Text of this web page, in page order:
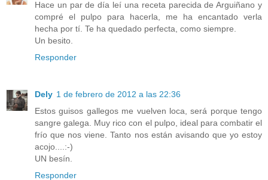
Hace un par de día leí una receta parecida de Arguiñano y
compré el pulpo para hacerla, me ha encantado verla
hecha por tí. Te ha quedado perfecta, como siempre.
Un besito.
Responder
Dely 1 de febrero de 2012 a las 22:36
Estos guisos gallegos me vuelven loca, será porque tengo
sangre galega. Muy rico con el pulpo, ideal para combatir el
frío que nos viene. Tanto nos están avisando que yo estoy
acojo....:-)
UN besín.
Responder